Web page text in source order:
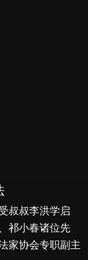
叔叔李洪学启
祁小春诸位先
家协会专职副主